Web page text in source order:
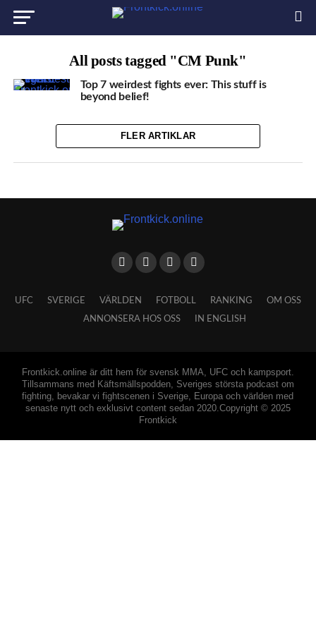
All posts tagged "CM Punk"
Top 7 weirdest fights ever: This stuff is
beyond belief!
FLER ARTIKLAR
UFC SVERIGE VÄRLDEN FOTBOLL RANKING OM OSS
ANNONSERA HOS OSS IN ENGLISH
Frontkick.online är ditt hem för svensk MMA, UFC och kampsport.
Tillsammans med Käftsmällspodden, Sveriges största podcast om
fighting, bevakar vi fightscenen i Sverige, Europa och världen med
senaste nytt och exklusivt content sedan 2020.Copyright © 2025
Frontkick